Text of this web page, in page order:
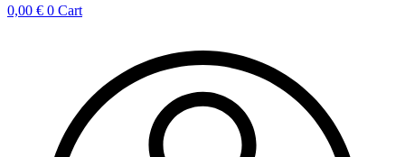
0,00 € 0 Cart